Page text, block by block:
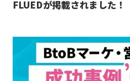
FLUEDが掲載されました！